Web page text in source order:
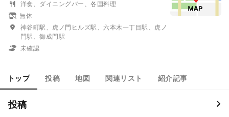
洋食、ダイニングバー、各国料理
無休
神谷町駅、虎ノ門ヒルズ駅、六本木一丁目駅、虎ノ
門駅、御成門駅
未確認
トップ 投稿 地図 関連リスト 紹介記事
投稿